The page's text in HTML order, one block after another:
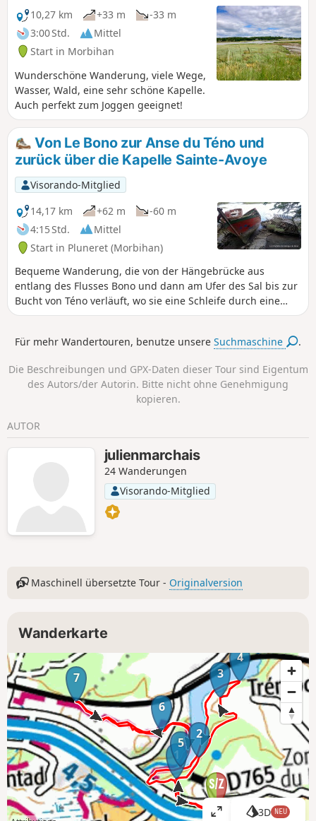
10,27 km
+33 m
-33 m
3:00 Std.
Mittel
Start in Morbihan
Wunderschöne Wanderung, viele Wege,
Wasser, Wald, eine sehr schöne Kapelle.
Auch perfekt zum Joggen geeignet!
Von Le Bono zur Anse du Téno und
zurück über die Kapelle Sainte-Avoye
Visorando-Mitglied
14,17 km
+62 m
-60 m
4:15 Std.
Mittel
Start in Pluneret (Morbihan)
Bequeme Wanderung, die von der Hängebrücke aus
entlang des Flusses Bono und dann am Ufer des Sal bis zur
Bucht von Téno verläuft, wo sie eine Schleife durch eine
Landschaft aus Schilfgürteln, Feuchtwiesen und Watt bildet,
zugänglich ist. Eine Anlage ermöglicht es, diesen
und Tierarten beherbergt, zu beobachten und zu
verstehen. Auf dem Rückweg über Sainte-Avoye können Sie
eine schöne Kapelle aus dem16. Jahrhundert besichtigen.
Für mehr Wandertouren, benutze unsereSuchmaschine .
Die Beschreibungen und GPX-Daten dieser Tour sind Eigentum
des Autors/der Autorin. Bitte nicht ohne Genehmigung
kopieren.
AUTOR
julienmarchais
24 Wanderungen
Visorando-Mitglied
Maschinell übersetzte Tour - Originalversion
Wanderkarte
1
2
3
4
5
6
7
K
3D NEU